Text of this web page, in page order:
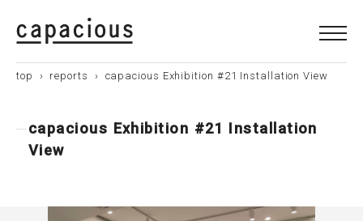
top › reports › capacious Exhibition #21 Installation View
capacious Exhibition #21 Installation
View